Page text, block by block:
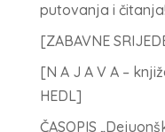
putovanja i
[ZABAVNE
[N A J A V A –
HEDL]
ČASOPIS